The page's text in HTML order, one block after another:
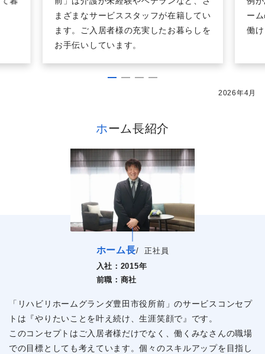
まざまなサービススタッフが在籍してい
ます。ご入居者様の充実したお暮らしを
お手伝いしています。
ー
働
2026年4月
ホーム長紹介
ホーム長/
正社員
入社： 2015年
前職： 商社
「リハビリホームグランダ豊田市役所前」のサービスコンセプ
トは『やりたいことを叶え続け、生涯笑顔で』です。
このコンセプトはご入居者様だけでなく、働くみなさんの職場
での目標としても考えています。個々のスキルアップを目指し